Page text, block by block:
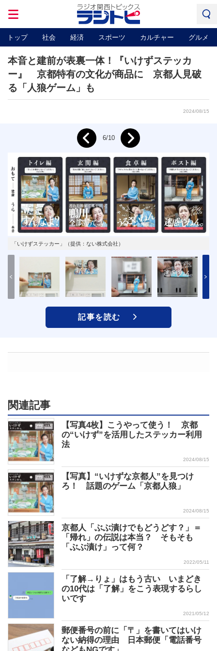
トップ 社会 経済 スポーツ カルチャー グルメ
本音と建前が表裏一体！『いけずステッカ
ー』 京都特有の文化が商品に 京都人見破
る「人狼ゲーム」も
2024/08/15
「いけずステッカー」（提供：ない株式会社）
6/10
記事を読む
関連記事
【写真4枚】こうやって使う！ 京都
の“いけず”を活用したステッカー利用
法
2024/08/15
【写真】“いけずな京都人”を見つけ
ろ！ 話題のゲーム「京都人狼」
2024/08/15
京都人「ぶぶ漬けでもどうどす？」＝
「帰れ」の伝説は本当？ そもそも
「ぶぶ漬け」って何？
2022/05/11
「了解→りょ」はもう古い いまどき
の10代は「了解」をこう表現するらし
いです
2021/05/12
郵便番号の前に「〒」を書いてはいけ
ない納得の理由 日本郵便「電話番号